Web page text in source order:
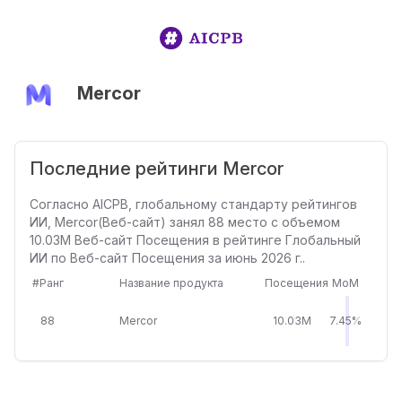
Mercor
Последние рейтинги Mercor
Согласно AICPB, глобальному стандарту рейтингов
ИИ, Mercor(Веб-сайт) занял 88 место с объемом
10.03M Веб-сайт Посещения в рейтинге Глобальный
ИИ по Веб-сайт Посещения за июнь 2026 г..
#Ранг Название продукта Посещения MoM
88 Mercor 10.03M 7.45%